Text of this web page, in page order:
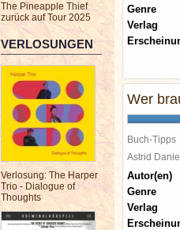
The Pineapple Thief
zurück auf Tour 2025
VERLOSUNGEN
Verlosung: The Harper
Trio - Dialogue of
Thoughts
Genre
Verlag
Wer
Buch-Tipps
Astrid
Autor(en)
Genre
Verlag